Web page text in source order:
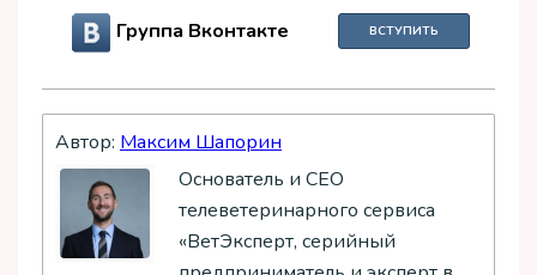
Группа Вконтакте ВСТУПИТЬ
Автор: Максим Шапорин
Основатель и СЕО
телеветеринарного сервиса
«ВетЭксперт, серийный